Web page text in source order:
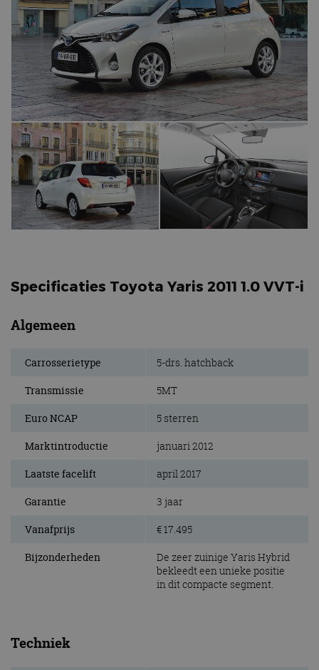
Specificaties Toyota Yaris 2011 1.0 VVT-i
Algemeen
Carrosserietype 5-drs. hatchback
Transmissie 5MT
Euro NCAP 5 sterren
Marktintroductie januari 2012
Laatste facelift april 2017
Garantie 3 jaar
Vanafprijs € 17.495
Bijzonderheden
De zeer zuinige Yaris Hybrid
bekleedt een unieke positie
in dit compacte segment.
Techniek